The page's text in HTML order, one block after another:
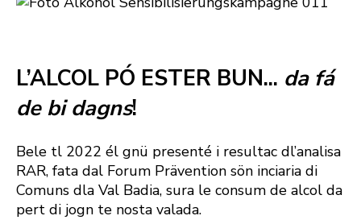
L’ALCOL PÓ ESTER BUN... da fá
de bi dagns!
Bele tl 2022 él gnü presenté i resultac dl’analisa
RAR, fata dal Forum Prävention sön inciaria di
Comuns dla Val Badia, sura le consum de alcol da
pert di jogn te nosta valada.